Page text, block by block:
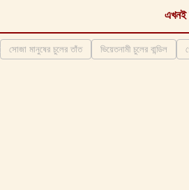
এখনই
সোজা মানুষের চুলের তাঁত ভিয়েতনামী চুলের বান্ডিল